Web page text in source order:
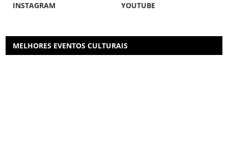
INSTAGRAM
YOUTUBE
MELHORES EVENTOS CULTURAIS